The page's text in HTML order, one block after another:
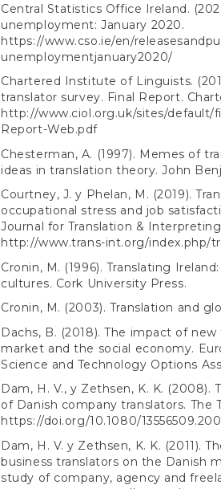
Central Statistics Office Ireland.
unemployment: January 2020.
https://www.cso.ie/en/
unemploymentjanuary2020/
Chartered Institute of Linguists.
translator survey. Final Report.
http://www.ciol.org.uk/sites/default/
Report-Web.pdf
Chesterman, A. (1997). Memes of
ideas in translation theory. John
Courtney, J. y Phelan, M. (2019).
occupational stress and job
Journal for Translation & Interpreting
http://www.trans-int.org/index.php/
Cronin, M. (1996). Translating
cultures. Cork University Press.
Cronin, M. (2003). Translation and
Dachs, B. (2018). The impact of
market and the social economy.
Science and Technology Options
Dam, H. V., y Zethsen, K. K. (2008).
of Danish company translators. The
https://doi.org/10.1080/
Dam, H. V. y Zethsen, K. K. (2011).
business translators on the Danish
study of company, agency and